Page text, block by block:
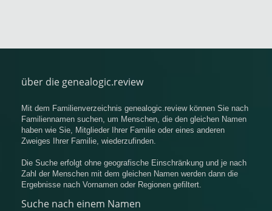
über die genealogic.review
Mit dem Familienverzeichnis genealogic.review können Sie nach
Familiennamen suchen, um Menschen, die den gleichen Namen
haben wie Sie, Mitglieder Ihrer Familie oder eines anderen
Zweiges Ihrer Familie, wiederzufinden.
Die Suche erfolgt ohne geografische Einschränkung und je nach
Zahl der Menschen mit dem gleichen Namen werden dann die
Ergebnisse nach Vornamen oder Regionen gefiltert.
Suche nach einem Namen